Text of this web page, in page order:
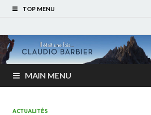
TOP MENU
MAIN MENU
ACTUALITÉS